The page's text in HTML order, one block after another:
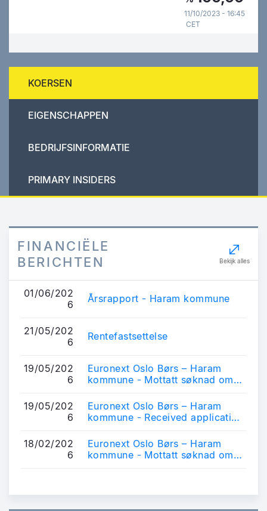
11/10/2023 - 16:45
CET
KOERSEN
EIGENSCHAPPEN
BEDRIJFSINFORMATIE
PRIMARY INSIDERS
FINANCIËLE
BERICHTEN
Bekijk alles
01/06/202
6
Årsrapport - Haram kommune
21/05/202
6
Rentefastsettelse
19/05/202
6
Euronext Oslo Børs – Haram
kommune - Mottatt søknad om
19/05/202
6
Euronext Oslo Børs – Haram
kommune - Received application
18/02/202
6
Euronext Oslo Børs – Haram
kommune - Mottatt søknad om